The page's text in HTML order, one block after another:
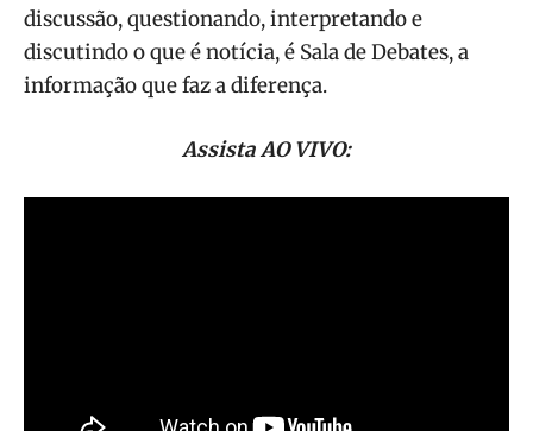
discussão, questionando, interpretando e
discutindo o que é notícia, é Sala de Debates, a
informação que faz a diferença.
Assista AO VIVO: